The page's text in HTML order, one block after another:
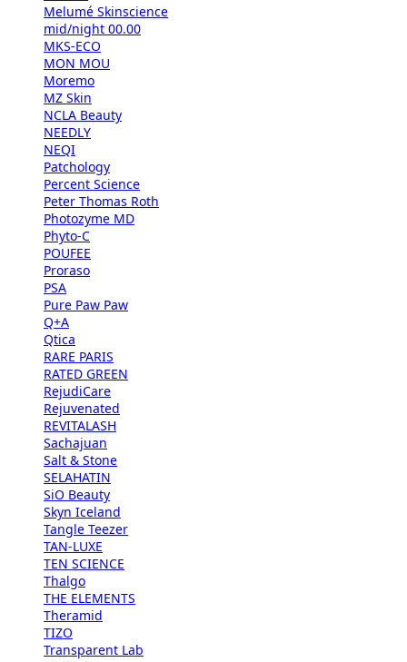
Melumé Skinscience
mid/night 00.00
MKS-ECO
MON MOU
Moremo
MZ Skin
NCLA Beauty
NEEDLY
NEQI
Patchology
Percent Science
Peter Thomas Roth
Photozyme MD
Phyto-C
POUFEE
Proraso
PSA
Pure Paw Paw
Q+A
Qtica
RARE PARIS
RATED GREEN
RejudiCare
Rejuvenated
REVITALASH
Sachajuan
Salt & Stone
SELAHATIN
SiO Beauty
Skyn Iceland
Tangle Teezer
TAN-LUXE
TEN SCIENCE
Thalgo
THE ELEMENTS
Theramid
TIZO
Transparent Lab